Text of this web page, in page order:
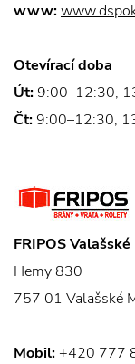
www:
Otevírací doba
Út: 9:00–12:30,
Čt: 9:00–12:30,
FRIPOS
Hemy 830
757 01 Valašské
Mobil: +420 777